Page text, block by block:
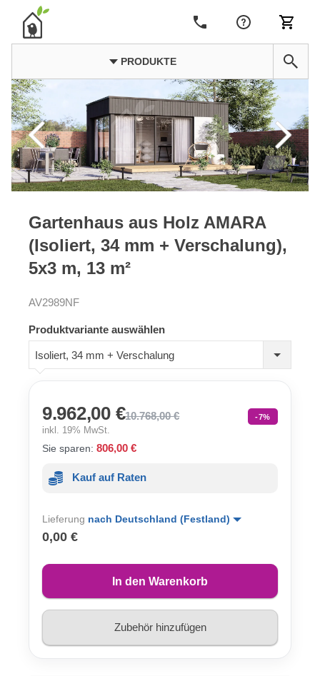
PRODUKTE
Gartenhaus aus Holz AMARA
(Isoliert, 34 mm + Verschalung),
5x3 m, 13 m²
AV2989NF
Produktvariante auswählen
Isoliert, 34 mm + Verschalung
9.962,00 €10.768,00 € -7%
inkl. 19% MwSt.
Sie sparen: 806,00 €
Kauf auf Raten
Lieferung nach Deutschland (Festland)
0,00 €
In den Warenkorb
Zubehör hinzufügen